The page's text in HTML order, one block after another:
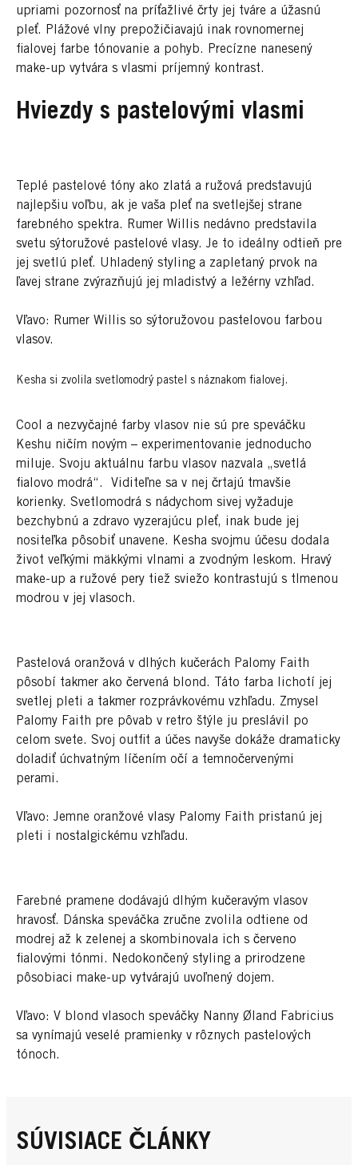
upriami pozornosť na príťažlivé črty jej tváre a úžasnú
pleť. Plážové vlny prepožičiavajú inak rovnomernej
fialovej farbe tónovanie a pohyb. Precízne nanesený
make-up vytvára s vlasmi príjemný kontrast.
Hviezdy s pastelovými vlasmi
Teplé pastelové tóny ako zlatá a ružová predstavujú
najlepšiu voľbu, ak je vaša pleť na svetlejšej strane
farebného spektra. Rumer Willis nedávno predstavila
svetu sýtoružové pastelové vlasy. Je to ideálny odtieň pre
jej svetlú pleť. Uhladený styling a zapletaný prvok na
ľavej strane zvýrazňujú jej mladistvý a ležérny vzhľad.
Vľavo: Rumer Willis so sýtoružovou pastelovou farbou
vlasov.
Kesha si zvolila svetlomodrý pastel s náznakom fialovej.
Cool a nezvyčajné farby vlasov nie sú pre speváčku
Keshu ničím novým – experimentovanie jednoducho
miluje. Svoju aktuálnu farbu vlasov nazvala „svetlá
fialovo modrá“. Viditeľne sa v nej črtajú tmavšie
korienky. Svetlomodrá s nádychom sivej vyžaduje
bezchybnú a zdravo vyzerajúcu pleť, inak bude jej
nositeľka pôsobiť unavene. Kesha svojmu účesu dodala
život veľkými mäkkými vlnami a zvodným leskom. Hravý
make-up a ružové pery tiež sviežo kontrastujú s tlmenou
modrou v jej vlasoch.
Pastelová oranžová v dlhých kučerách Palomy Faith
pôsobí takmer ako červená blond. Táto farba lichotí jej
svetlej pleti a takmer rozprávkovému vzhľadu. Zmysel
Palomy Faith pre pôvab v retro štýle ju preslávil po
celom svete. Svoj outfit a účes navyše dokáže dramaticky
doladiť úchvatným líčením očí a temnočervenými
perami.
Vľavo: Jemne oranžové vlasy Palomy Faith pristanú jej
pleti i nostalgickému vzhľadu.
Farebné pramene dodávajú dlhým kučeravým vlasov
hravosť. Dánska speváčka zručne zvolila odtiene od
modrej až k zelenej a skombinovala ich s červeno
fialovými tónmi. Nedokončený styling a prirodzene
pôsobiaci make-up vytvárajú uvoľnený dojem.
Vľavo: V blond vlasoch speváčky Nanny Øland Fabricius
sa vynímajú veselé pramienky v rôznych pastelových
tónoch.
SÚVISIACE ČLÁNKY